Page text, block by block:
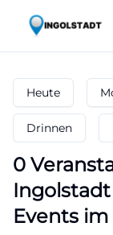
Heute
Drinnen
0
Ingolstadt
Events